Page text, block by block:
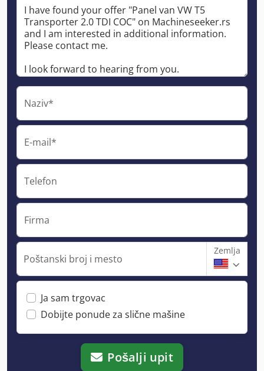
Naziv*
E-mail*
Telefon
Firma
Poštanski broj i mesto
Zemlja
Ja sam trgovac
Dobijte ponude za slične mašine
Pošalji upit